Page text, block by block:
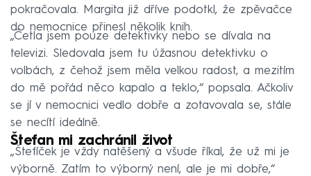
pokračovala. Margita již dříve podotkl, že zpěvačce
do nemocnice přinesl několik knih.
„Četla jsem pouze detektivky nebo se dívala na
televizi. Sledovala jsem tu úžasnou detektivku o
volbách, z čehož jsem měla velkou radost, a mezitím
do mě pořád něco kapalo a teklo,“ popsala. Ačkoliv
se jí v nemocnici vedlo dobře a zotavovala se, stále
se necítí ideálně.
Štefan mi zachránil život
„Štefíček je vždy natěšený a všude říkal, že už mi je
výborně. Zatím to výborný není, ale je mi dobře,“